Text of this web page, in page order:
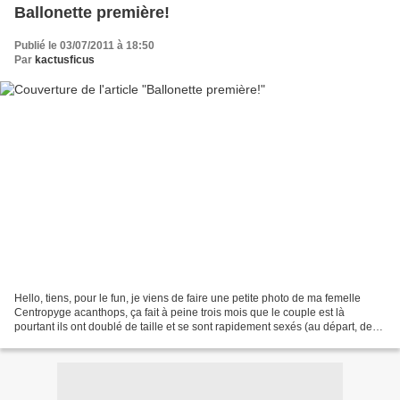
Ballonette première!
Publié le 03/07/2011 à 18:50
Par kactusficus
Hello, tiens, pour le fun, je viens de faire une petite photo de ma femelle
Centropyge acanthops, ça fait à peine trois mois que le couple est là
pourtant ils ont doublé de taille et se sont rapidement sexés (au départ, deux